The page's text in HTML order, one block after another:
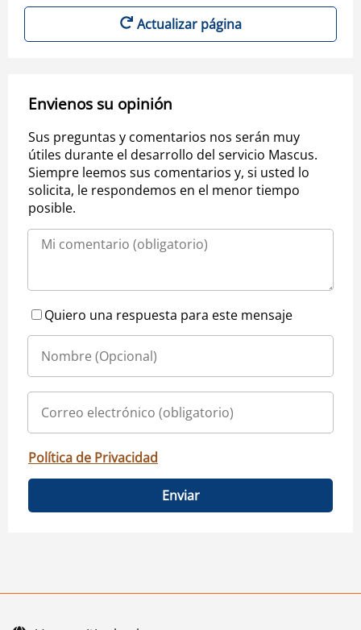
Actualizar página
Envienos su opinión
Sus preguntas y comentarios nos serán muy
útiles durante el desarrollo del servicio Mascus.
Siempre leemos sus comentarios y, si usted lo
solicita, le respondemos en el menor tiempo
posible.
Quiero una respuesta para este mensaje
Política de Privacidad
Enviar